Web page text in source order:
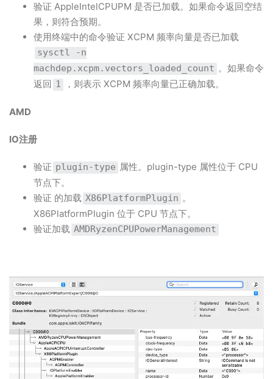
验证 AppleIntelCPUPM 是否已加载。如果命令返回空结
果，则符合预期。
使用终端中的命令验证 XCPM 频率向量是否已加载
sysctl -n
machdep.xcpm.vectors_loaded_count 。如果命令
返回 1 ，则表示 XCPM 频率向量已正确加载。
AMD
IO注册
验证 plugin-type 属性。plugin-type 属性位于 CPU
节点下。
验证 的加载 X86PlatformPlugin 。
X86PlatformPlugin 位于 CPU 节点下。
验证加载 AMDRyzenCPUPowerManagement